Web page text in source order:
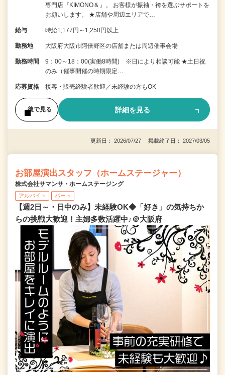
専門店『KIMONO＆』。 お客様が振袖・袴を選ぶサポートを
お願いします。 ★店舗や周辺エリアで…
給与 時給1,177円～1,250円以上
勤務地 大阪府大阪市阿倍野区の店舗または周辺催事会場
勤務時間
9：00～18：00(実働8時間) ※日により相談可能 ★土日祝
のみ（催事開催の時期限定…
応募資格 接客・販売経験者歓迎／未経験の方もOK
後で見る 詳細を見る
更新日： 2026/07/27 掲載終了日： 2027/03/05
お部屋演出スタッフ（ホームステージャー）
株式会社サマンサ・ホームステージング
アルバイト パート
【週2日～・日中のみ】未経験OK◆「好き」の気持ちか
らの挑戦大歓迎！主婦多数活躍中♪＠大阪府